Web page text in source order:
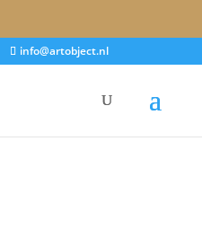
info@artobject.nl